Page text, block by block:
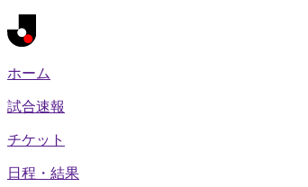
ホーム
試合速報
チケット
日程・結果